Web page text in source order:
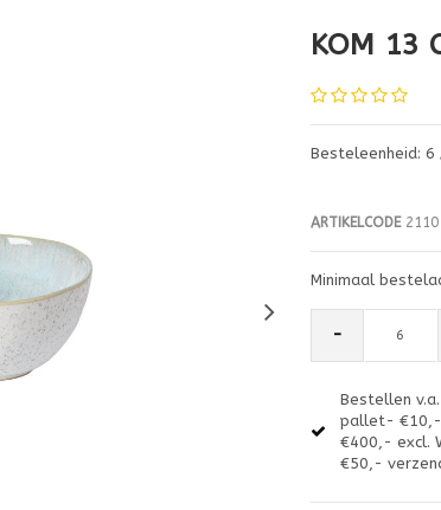
KOM 13
Besteleenheid: 6
ARTIKELCODE2110
Minimaal
-
Bestellen
pallet- €10,-
€400,- excl.
€50,-